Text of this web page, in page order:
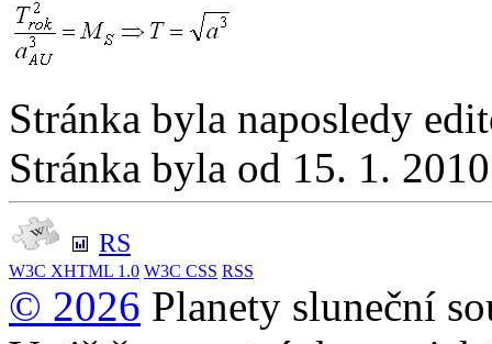
Stránka byla naposledy
Stránka byla od 15. 1.
RS
W3C XHTML 1.0 W3C CSS RSS
© 2026 Planety sluneční